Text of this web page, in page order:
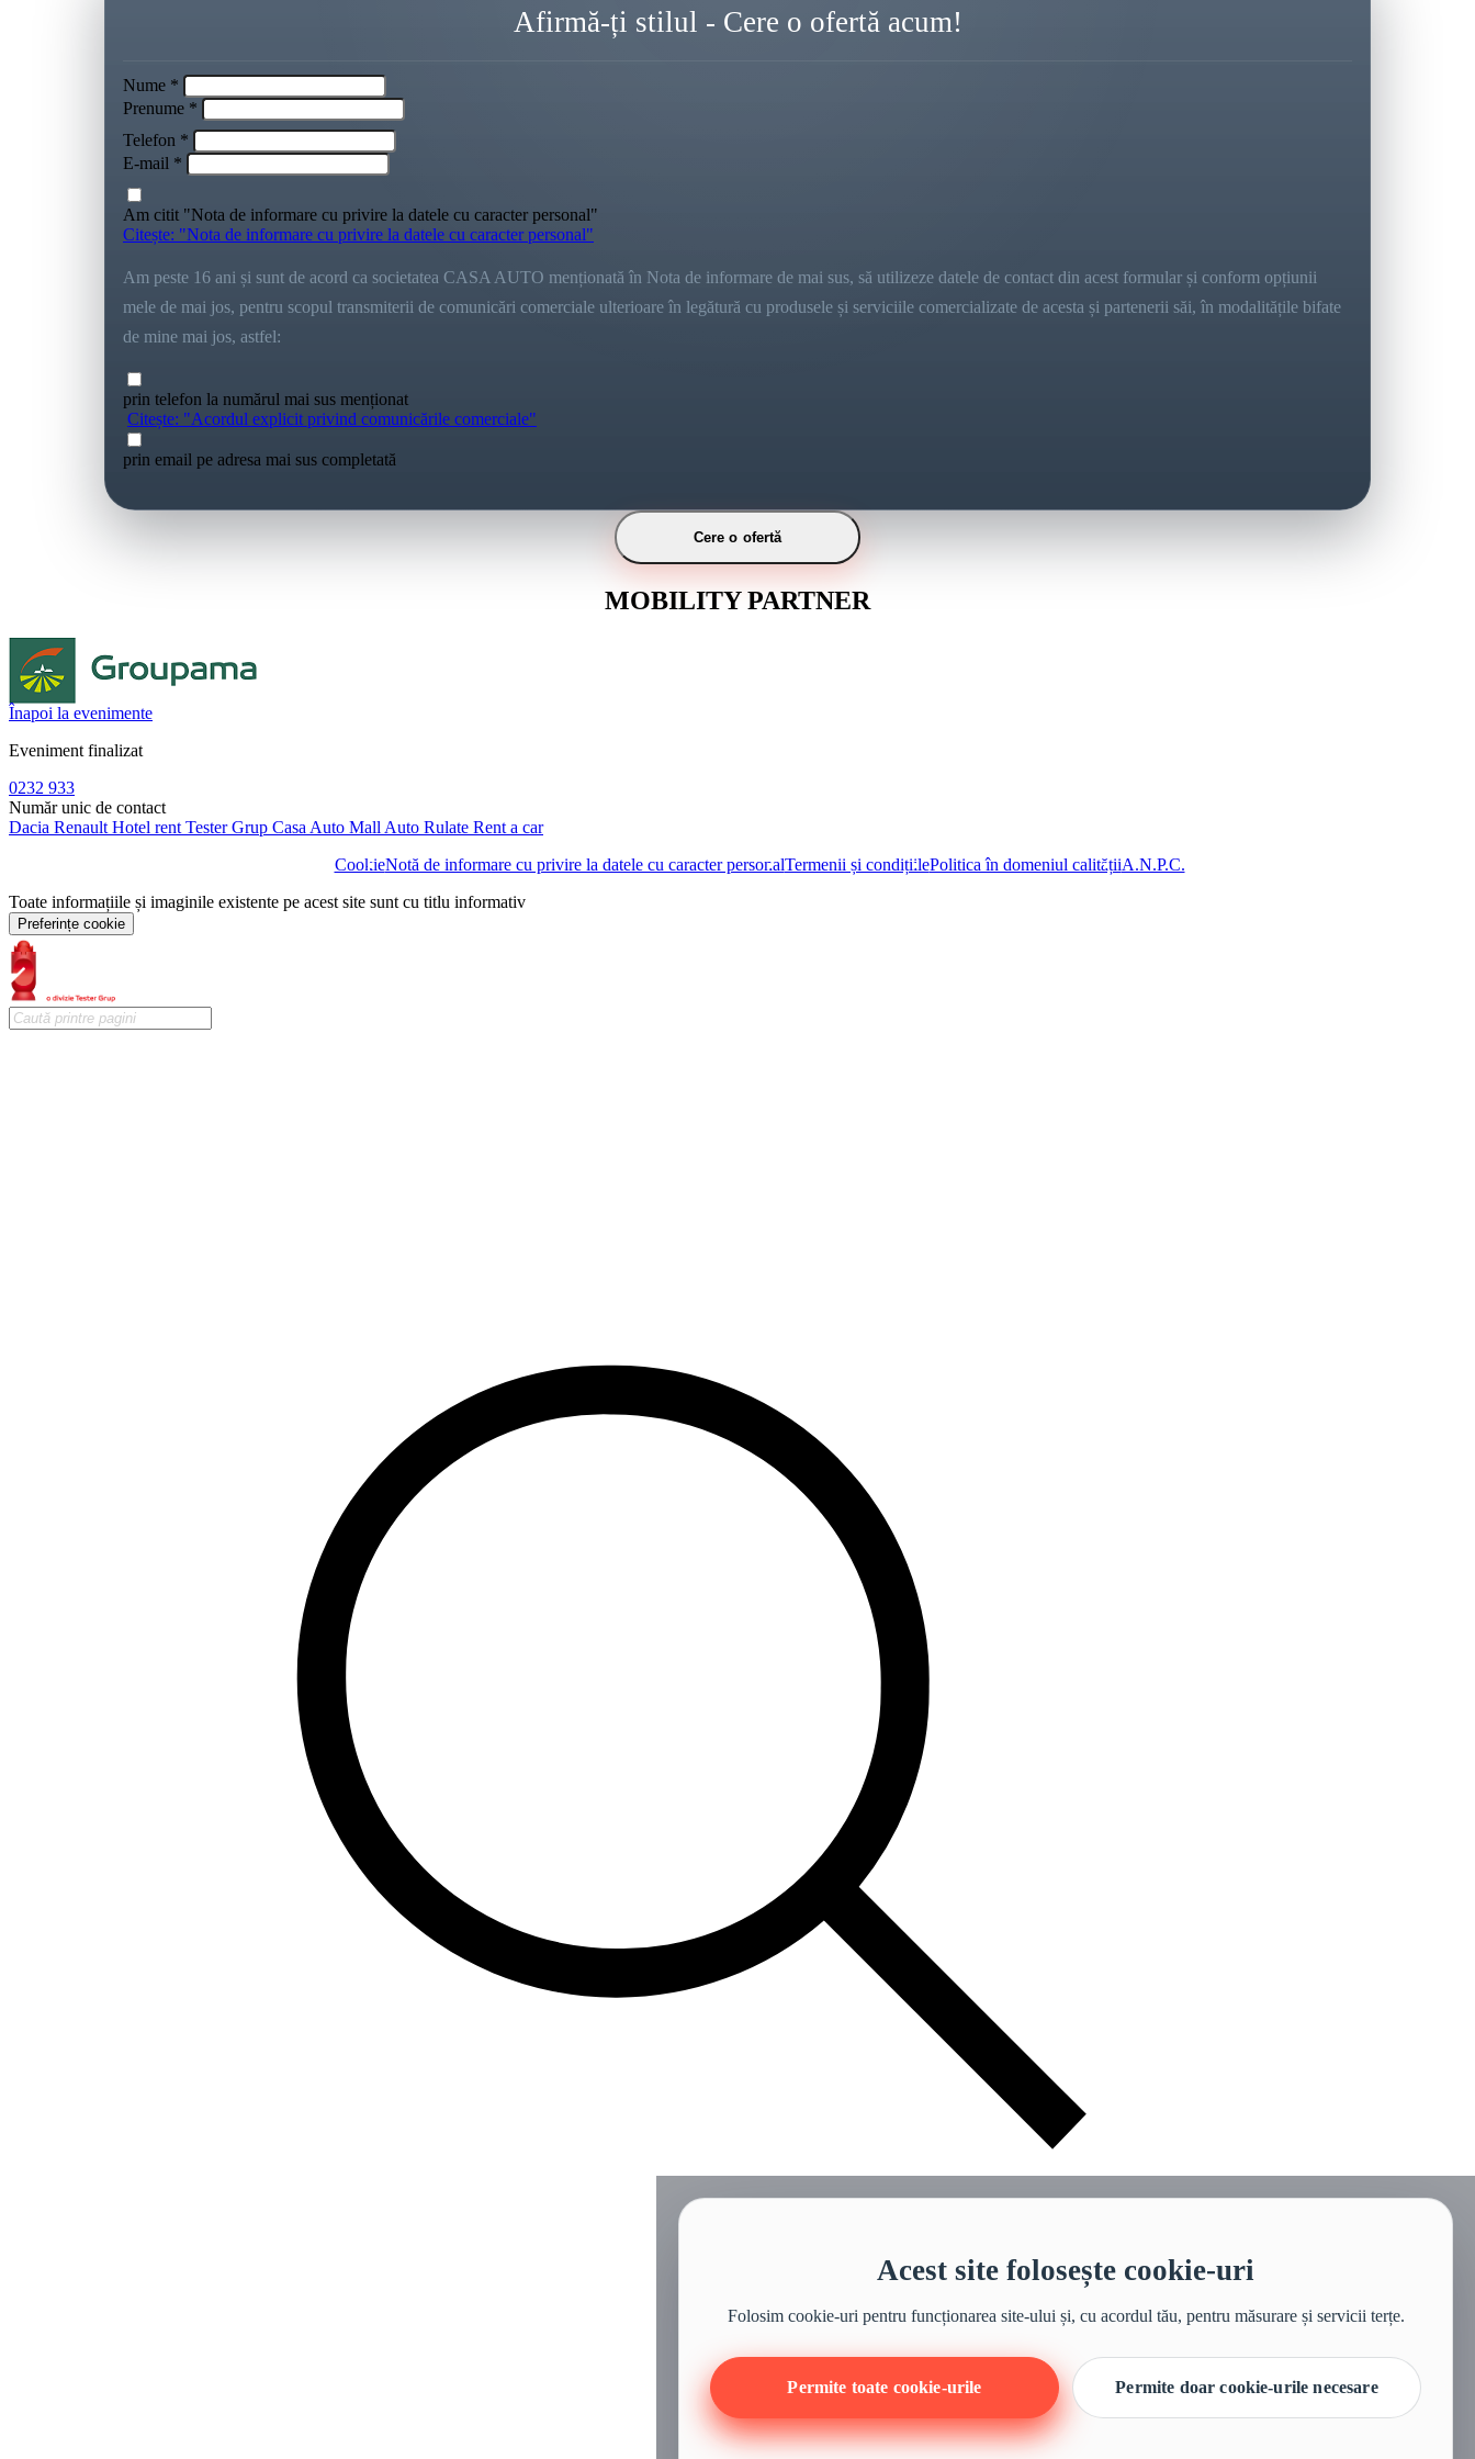
Afirmă-ți stilul - Cere o ofertă acum!
Nume *
Prenume *
Telefon *
E-mail *
Am citit "Nota de informare cu privire la datele cu caracter personal"
Citește: "Nota de informare cu privire la datele cu caracter personal"
Am peste 16 ani și sunt de acord ca societatea CASA AUTO menționată în Nota de informare de mai sus, să utilizeze datele de contact din acest formular și conform opțiunii
mele de mai jos, pentru scopul transmiterii de comunicări comerciale ulterioare în legătură cu produsele și serviciile comercializate de acesta și partenerii săi, în modalitățile bifate
de mine mai jos, astfel:
prin telefon la numărul mai sus menționat
Citește: "Acordul explicit privind comunicările comerciale"
prin email pe adresa mai sus completată
Cere o ofertă
MOBILITY PARTNER
Înapoi la evenimente
Eveniment finalizat
0232 933
Număr unic de contact
Dacia Renault Hotel rent Tester Grup Casa Auto Mall Auto Rulate Rent a car
CookieNotă de informare cu privire la datele cu caracter personalTermenii și condițiilePolitica în domeniul calitățiiA.N.P.C.
Toate informațiile și imaginile existente pe acest site sunt cu titlu informativ
Preferințe cookie
Acest site folosește cookie-uri
Folosim cookie-uri pentru funcționarea site-ului și, cu acordul tău, pentru măsurare și servicii terțe.
Permite doar cookie-urile necesare
Permite toate cookie-urile